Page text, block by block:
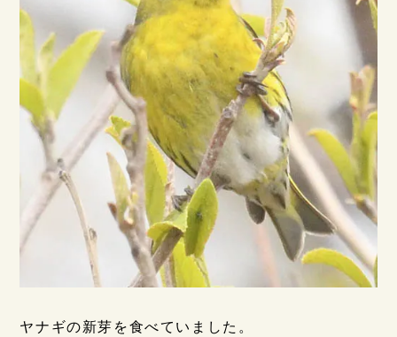
ヤナギの新芽を食べていました。